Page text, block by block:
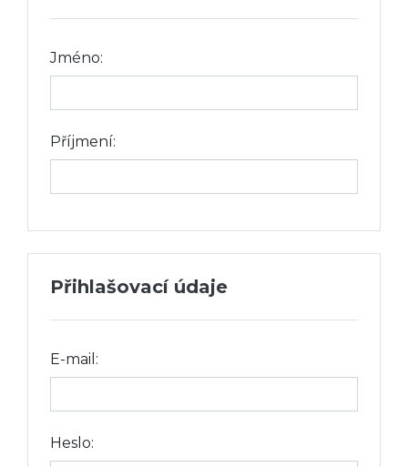
Jméno:
Příjmení:
Přihlašovací údaje
E-mail:
Heslo: